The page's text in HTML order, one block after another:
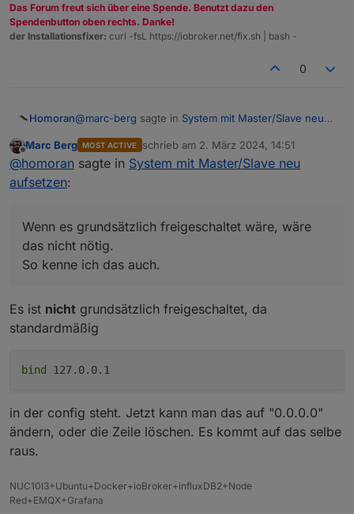
Das Forum freut sich über eine Spende. Benutzt dazu den
Spendenbutton oben rechts. Danke!
der Installationsfixer: curl -fsL https://iobroker.net/fix.sh | bash -
0
Homoran@marc-berg sagte in System mit Master/Slave neu
Und es steht auch in der Dokumentation,
Wenn es grundsätzlich freigeschaltet wäre, wäre das
nicht nötig.
So kenne ich das auch.
Deswegen habe ich es auch genau so in 2014 in die
Doku übernommen.
https://www.iobroker.net/#de/documentation/config/
Damals gab es meines Wissens die Option
Offline
Marc Berg MOST ACTIVE schrieb am 2. März 2024, 14:51
zuletzt editiert von
@homoran sagte in System mit Master/Slave neu
aufsetzen:
Wenn es grundsätzlich freigeschaltet wäre, wäre
das nicht nötig.
So kenne ich das auch.
Es ist nicht grundsätzlich freigeschaltet, da
standardmäßig
bind 127.0.0.1
in der config steht. Jetzt kann man das auf "0.0.0.0"
ändern, oder die Zeile löschen. Es kommt auf das selbe
raus.
NUC10I3+Ubuntu+Docker+ioBroker+influxDB2+Node
Red+EMQX+Grafana